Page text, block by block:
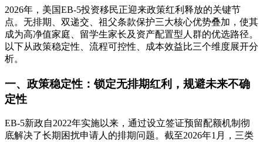
2026年，美国EB-5投资移民正迎来政策红利释放的关键节
点。无排期、双递交、祖父条款保护三大核心优势叠加，使其
成为高净值家庭、留学生家长及资产配置型人群的优选路径。
以下从政策稳定性、流程可控性、成本效益比三个维度展开分
析。
一、政策稳定性：锁定无排期红利，规避未来不确
定性
EB-5新政自2022年实施以来，通过设立签证预留配额机制彻
底解决了长期困扰申请人的排期问题。截至2026年1月，三类